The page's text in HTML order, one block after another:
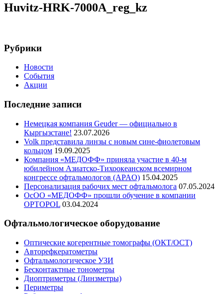
Huvitz-HRK-7000A_reg_kz
Рубрики
Новости
События
Акции
Последние записи
Немецкая компания Geuder — официально в
Кыргызстане! 23.07.2026
Volk представила линзы с новым сине-фиолетовым
кольцом 19.09.2025
Компания «МЕДОФФ» приняла участие в 40-м
юбилейном Азиатско-Тихоокеанском всемирном
конгрессе офтальмологов (APAO) 15.04.2025
Персонализация рабочих мест офтальмолога 07.05.2024
ОсОО «МЕДОФФ» прошли обучение в компании
OPTOPOL 03.04.2024
Офтальмологическое оборудование
Оптические когерентные томографы (ОКТ/ОСТ)
Авторефкератометры
Офтальмологическое УЗИ
Бесконтактные тонометры
Диоптриметры (Линзметры)
Периметры